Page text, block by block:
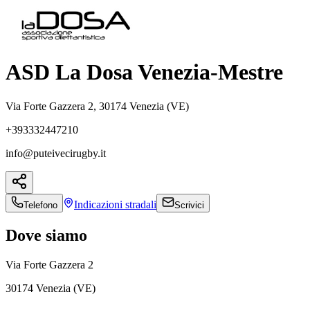
ASD La Dosa Venezia-Mestre
Via Forte Gazzera 2, 30174 Venezia (VE)
+393332447210
info@puteivecirugby.it
Telefono Indicazioni stradali Scrivici
Dove siamo
Via Forte Gazzera 2
30174 Venezia (VE)